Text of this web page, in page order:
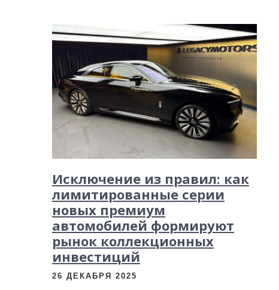
Исключение из правил: как
лимитированные серии
новых премиум
автомобилей формируют
рынок коллекционных
инвестиций
26 ДЕКАБРЯ 2025